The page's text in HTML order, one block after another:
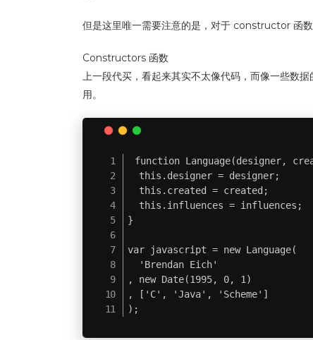
但是这里唯一需要注意的是，对于 constructor 函
Constructors 函数
上一段代买，看起来其实不太像代码，而像一些数
用。
function Language(designer,
  this.designer = designer;
  this.created = created;
  this.influences = influences;
}
var javascript = new Language(
  'Brendan Eich'
, new Date(1995, 0, 1)
, ['C', 'Java', 'Scheme']
);